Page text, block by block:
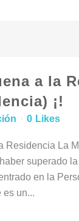
a la
¡!
0 Likes
Residencia La
superado
en la
es un...